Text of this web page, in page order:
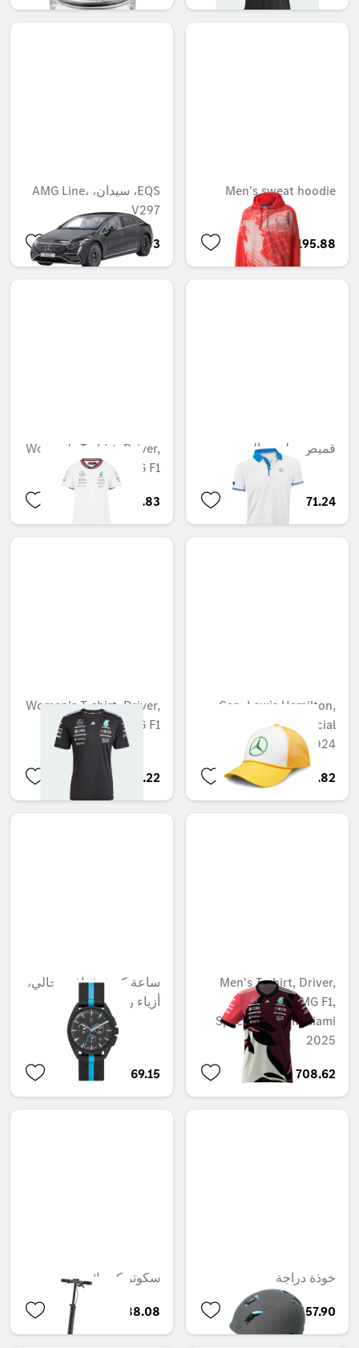
Men's sweat hoodie
QAR 195.88
EQS، سيدان، AMG Line،
V297
QAR 917.03
قميص بولو رجالي
QAR 371.24
Women's T-shirt, Driver,
Mercedes-AMG F1
QAR 541.83
Cap, Lewis Hamilton,
Silverstone special
edition, 2024
QAR 416.82
Women's T-shirt, Driver,
Mercedes-AMG F1
QAR 510.22
Men's T-shirt, Driver,
Mercedes-AMG F1,
Special Edition Miami
2025
QAR 708.62
ساعة كرونوغراف رجالي،
أزياء رياضية
QAR 1,769.15
خوذة دراجة
QAR 1,157.90
سكوتر كهربائي
QAR 10,688.08